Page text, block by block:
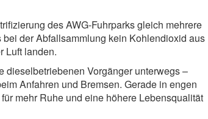
des AWG-Fuhrparks gleich mehrere
der Abfallsammlung kein Kohlendioxid aus
Luft landen.
Vorgänger unterwegs –
Anfahren und Bremsen. Gerade in engen
mehr Ruhe und eine höhere Lebensqualität